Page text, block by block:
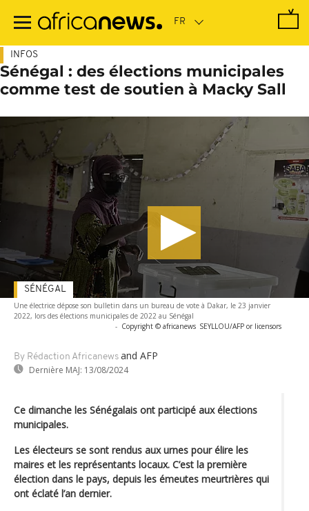
contenu
INFOS
Sénégal : des élections municipales
comme test de soutien à Macky Sall
Une électrice dépose son bulletin dans un bureau de vote à Dakar, le 23 janvier
2022, lors des élections municipales de 2022 au Sénégal
- Copyright © africanews SEYLLOU/AFP or licensors
By Rédaction Africanews and AFP
Dernière MAJ: 13/08/2024
SÉNÉGAL
Ce dimanche les Sénégalais ont participé aux élections
municipales.
Les électeurs se sont rendus aux urnes pour élire les
maires et les représentants locaux. C’est la première
élection dans le pays, depuis les émeutes meurtrières qui
ont éclaté l’an dernier.